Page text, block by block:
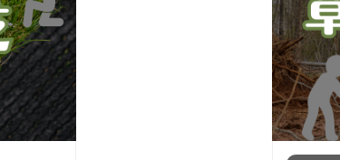
芝の高さを均一にする:
芝刈りは、芝の高さを一定に保つため
に行われます。均一な高さの芝生は美
しく見え、整然とした庭や公園の景観
を提供します。
【長野市、大町市、須坂市、千曲市、
松本市、安曇野市、塩尻市、諏訪市、
岡谷市、茅野市、上田市、東御市、小
諸市、佐久市、軽井沢町、下諏訪町、